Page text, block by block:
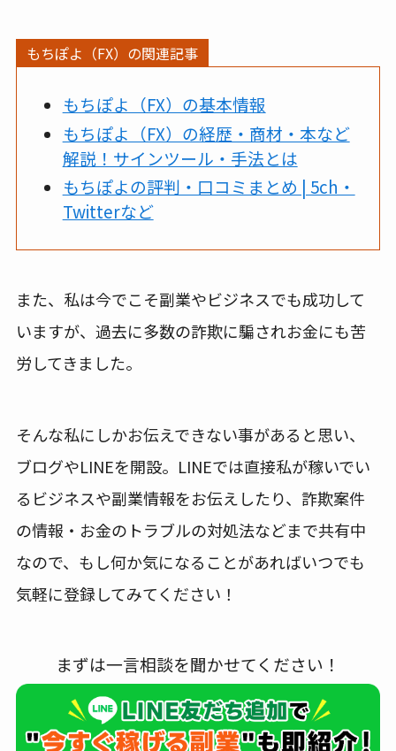
もちぽよ（FX）の関連記事
もちぽよ（FX）の基本情報
もちぽよ（FX）の経歴・商材・本など
解説！サインツール・手法とは
もちぽよの評判・口コミまとめ | 5ch・
Twitterなど
また、私は今でこそ副業やビジネスでも成功して
いますが、過去に多数の詐欺に騙されお金にも苦
労してきました。
そんな私にしかお伝えできない事があると思い、
ブログやLINEを開設。LINEでは直接私が稼いでい
るビジネスや副業情報をお伝えしたり、詐欺案件
の情報・お金のトラブルの対処法などまで共有中
なので、もし何か気になることがあればいつでも
気軽に登録してみてください！
まずは一言相談を聞かせてください！